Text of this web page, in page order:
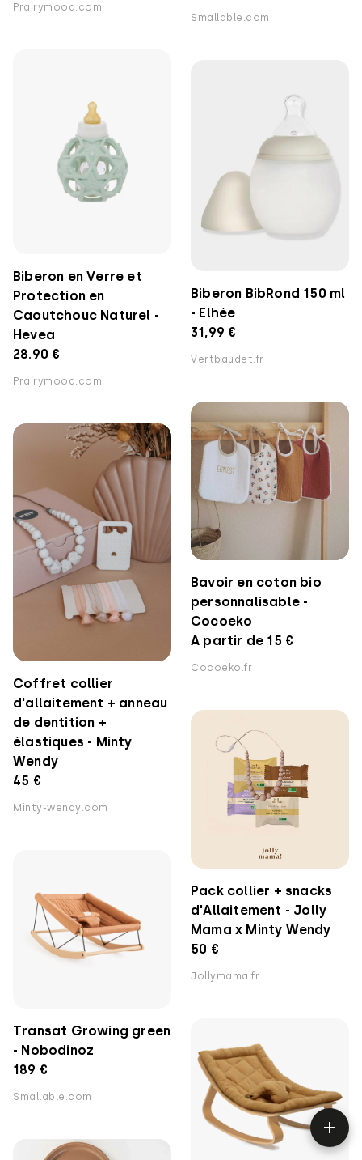
Smallable.com
Prairymood.com
Biberon en Verre et
Protection en
Caoutchouc Naturel -
Hevea
28.90 €
Prairymood.com
Biberon BibRond 150 ml
- Elhée
31,99 €
Vertbaudet.fr
Bavoir en coton bio
personnalisable -
Cocoeko
A partir de 15 €
Cocoeko.fr
Coffret collier
d'allaitement + anneau
de dentition +
élastiques - Minty
Wendy
45 €
Minty-wendy.com
Pack collier + snacks
d'Allaitement - Jolly
Mama x Minty Wendy
50 €
Jollymama.fr
Transat Growing green
- Nobodinoz
189 €
Smallable.com